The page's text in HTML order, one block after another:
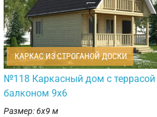
КАРКАС ИЗ СТРОГАНОЙ ДОСКИ
№118 Каркасный дом с террасой
балконом 9х6
Размер: 6х9 м